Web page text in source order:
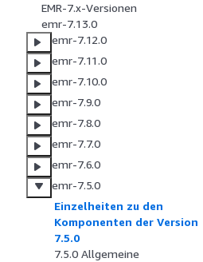
EMR-7.x-Versionen
emr-7.13.0
emr-7.12.0
emr-7.11.0
emr-7.10.0
emr-7.9.0
emr-7.8.0
emr-7.7.0
emr-7.6.0
emr-7.5.0
Einzelheiten zu den
Komponenten der Version
7.5.0
7.5.0 Allgemeine